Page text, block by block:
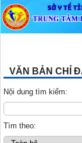
VĂN BẢN CHỈ
Nội dung tìm kiếm:
Tìm theo: